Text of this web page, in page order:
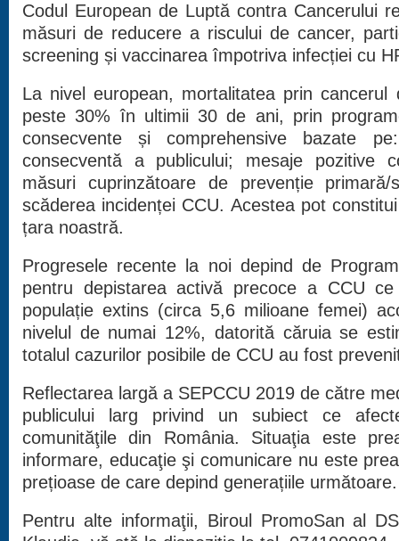
Codul European de Luptă contra Cancerului
măsuri de reducere a riscului de cancer,
screening și vaccinarea împotriva infecției cu
La nivel european, mortalitatea prin
peste 30% în ultimii 30 de ani, prin
consecvente și comprehensive bazate
consecventă a publicului; mesaje pozitive
măsuri cuprinzătoare de prevenție
scăderea incidenței CCU. Acestea pot
țara noastră.
Progresele recente la noi depind de
pentru depistarea activă precoce a CCU
populație extins (circa 5,6 milioane femei)
nivelul de numai 12%, datorită căruia se
totalul cazurilor posibile de CCU au fost
Reflectarea largă a SEPCCU 2019 de către
publicului larg privind un subiect ce
comunităţile din România. Situaţia este
informare, educaţie şi comunicare nu este
prețioase de care depind generațiile
Pentru alte informaţii, Biroul PromoSan al